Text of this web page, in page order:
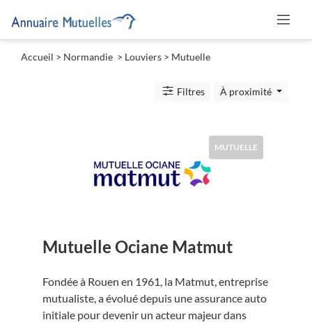
Accueil > Normandie > Louviers > Mutuelle
Filtres À proximité
MUTUELLE
Mutuelle Ociane Matmut
Fondée à Rouen en 1961, la Matmut, entreprise
mutualiste, a évolué depuis une assurance auto
initiale pour devenir un acteur majeur dans